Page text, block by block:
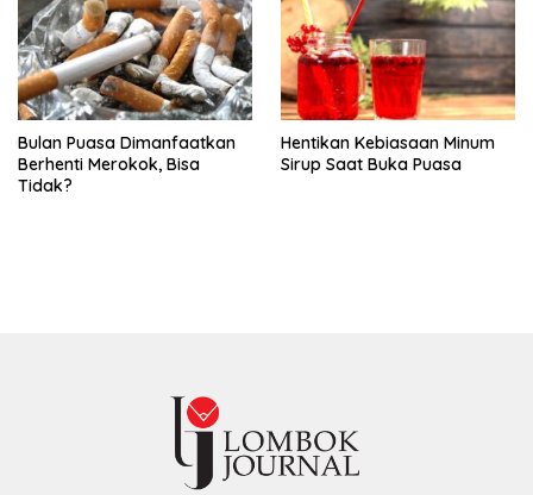
Bulan Puasa Dimanfaatkan
Berhenti Merokok, Bisa
Tidak?
Hentikan Kebiasaan Minum
Sirup Saat Buka Puasa